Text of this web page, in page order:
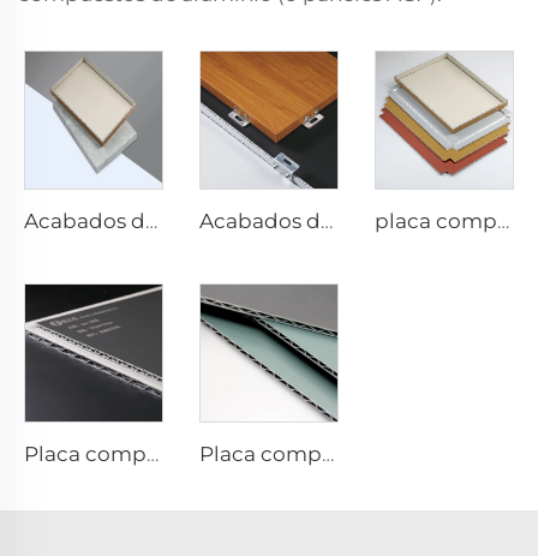
Acabados de piedra acp - 4 mm x 1220 mm x 2440 mm Acabados de madera acp Placa compuesta - 4 mm x 1220 mm x 2440 mm placa compuesta de aluminio de 4 mm - 4 mm 1220 mm x 2440 mm (122 cm x 244 cm)
Placa compuesta de aluminio con acabados metálicos - 0,4 cm x 122 cm x 244 cm Placa compuesta de aluminio con acabados sólidos: 4 mm x 1220 mm x 2440 mm